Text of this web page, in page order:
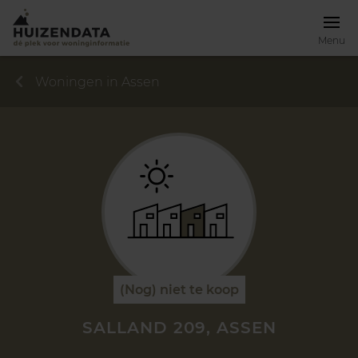
Menu
Woningen in Assen
(Nog) niet te koop
SALLAND 209, ASSEN